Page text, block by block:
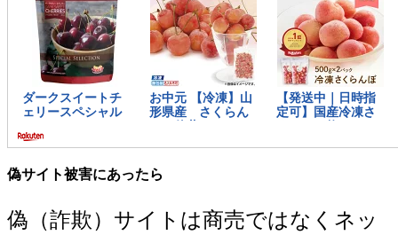
偽サイト被害にあったら
偽（詐欺）サイトは商売ではなくネッ